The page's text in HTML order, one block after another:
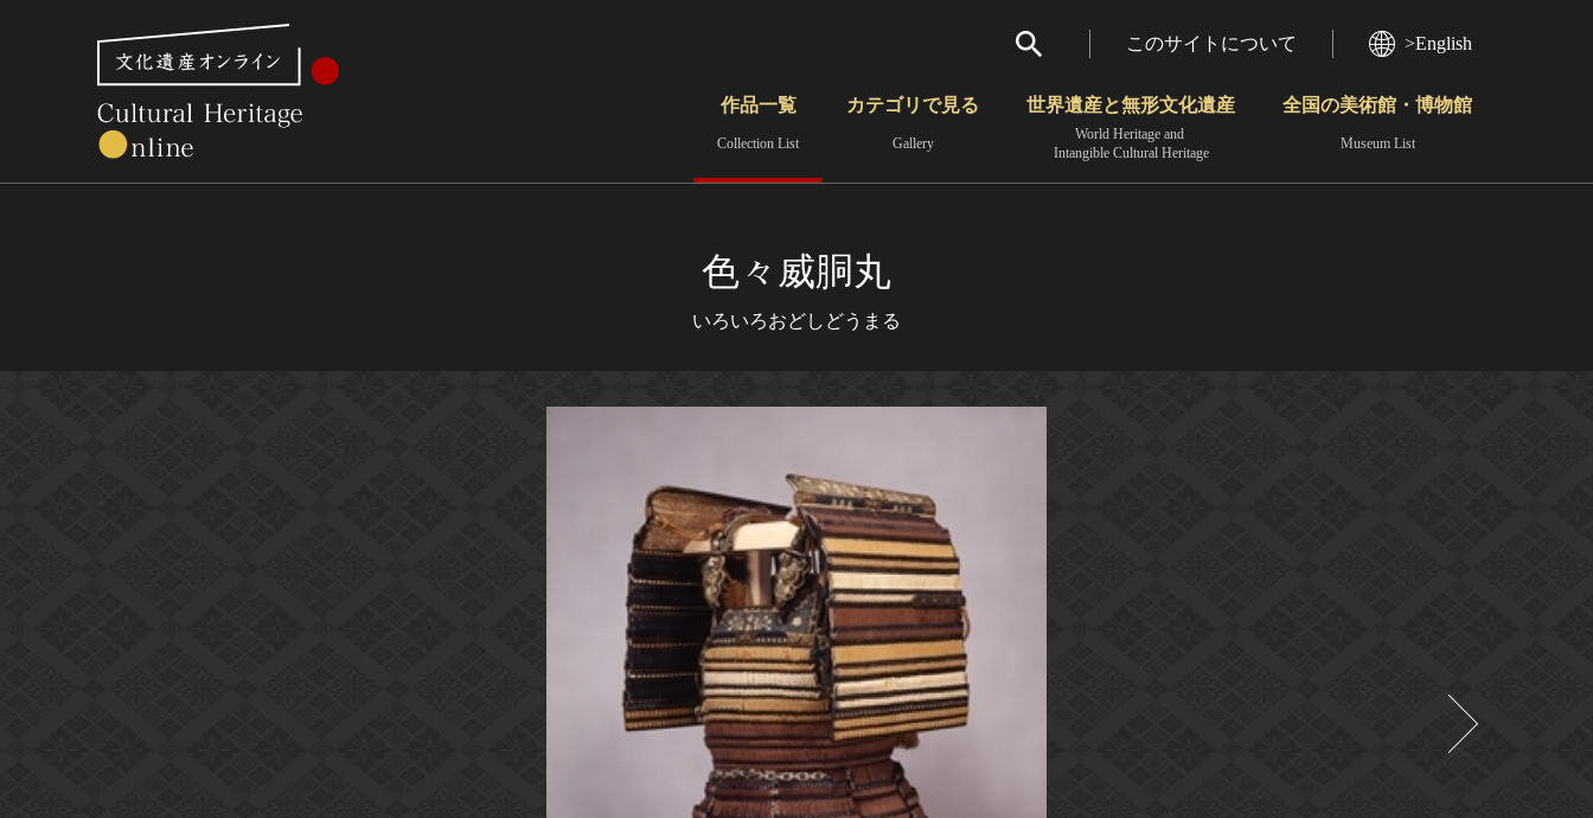
さらに詳細検索
このサイトについて >English
作品一覧
Collection List
カテゴリで見る
Gallery
世界遺産と無形文化遺産
World Heritage and
Intangible Cultural Heritage
全国の美術館・博物館
Museum List
色々威胴丸
いろいろおどしどうまる